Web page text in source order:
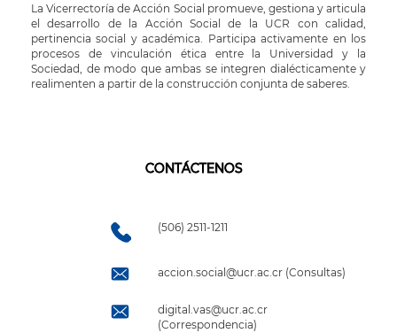
La Vicerrectoría de Acción Social promueve, gestiona y articula
el desarrollo de la Acción Social de la UCR con calidad,
pertinencia social y académica. Participa activamente en los
procesos de vinculación ética entre la Universidad y la
Sociedad, de modo que ambas se integren dialécticamente y
realimenten a partir de la construcción conjunta de saberes.
CONTÁCTENOS
(506) 2511-1211
accion.social@ucr.ac.cr (Consultas)
digital.vas@ucr.ac.cr
(Correspondencia)